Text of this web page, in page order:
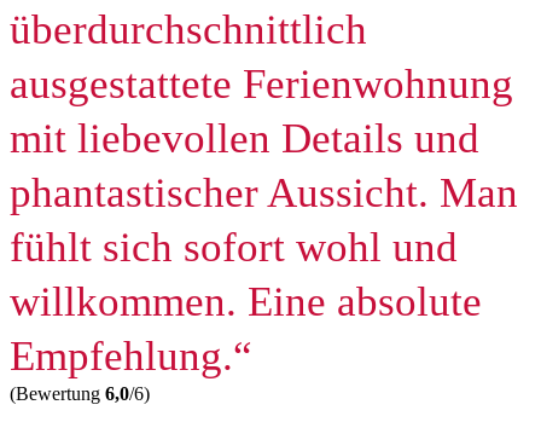
überdurchschnittlich
ausgestattete Ferienwohnung
mit liebevollen Details und
phantastischer Aussicht. Man
fühlt sich sofort wohl und
willkommen. Eine absolute
Empfehlung.“
(Bewertung 6,0/6)